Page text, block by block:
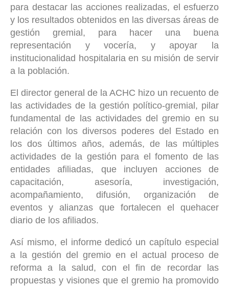
para destacar las acciones realizadas, el esfuerzo
y los resultados obtenidos en las diversas áreas de
gestión gremial, para hacer una buena
representación y vocería, y apoyar la
institucionalidad hospitalaria en su misión de servir
a la población.
El director general de la ACHC hizo un recuento de
las actividades de la gestión político-gremial, pilar
fundamental de las actividades del gremio en su
relación con los diversos poderes del Estado en
los dos últimos años, además, de las múltiples
actividades de la gestión para el fomento de las
entidades afiliadas, que incluyen acciones de
capacitación, asesoría, investigación,
acompañamiento, difusión, organización de
eventos y alianzas que fortalecen el quehacer
diario de los afiliados.
Así mismo, el informe dedicó un capítulo especial
a la gestión del gremio en el actual proceso de
reforma a la salud, con el fin de recordar las
propuestas y visiones que el gremio ha promovido